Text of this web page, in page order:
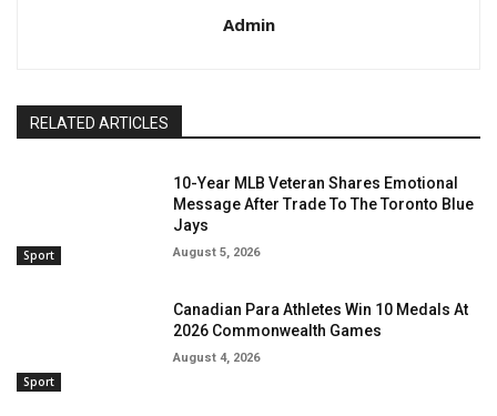
Admin
RELATED ARTICLES
Sport
10-Year MLB Veteran Shares Emotional
Message After Trade To The Toronto Blue
Jays
August 5, 2026
Sport
Canadian Para Athletes Win 10 Medals At
2026 Commonwealth Games
August 4, 2026